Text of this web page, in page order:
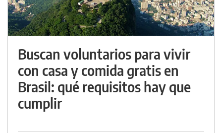
Buscan voluntarios para vivir
con casa y comida gratis en
Brasil: qué requisitos hay que
cumplir